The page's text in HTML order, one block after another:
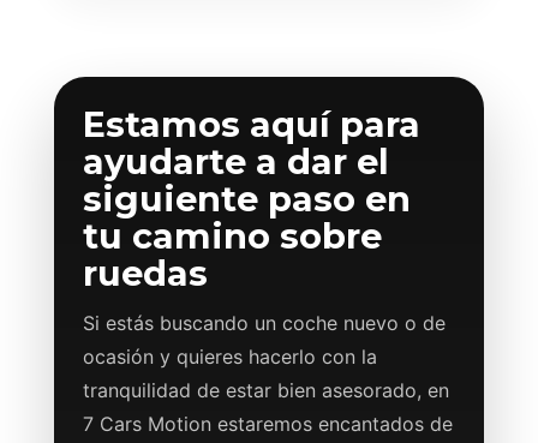
Estamos aquí para
ayudarte a dar el
siguiente paso en
tu camino sobre
ruedas
Si estás buscando un coche nuevo o de
ocasión y quieres hacerlo con la
tranquilidad de estar bien asesorado, en
7 Cars Motion estaremos encantados de